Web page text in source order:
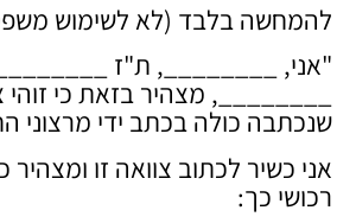
להמחשה בלבד (לא לשימוש
"אני, ________, ת"ז
________, מצהיר בזאת כי זוהי
שנכתבה כולה בכתב ידי מרצוני
אני כשיר לכתוב צוואה זו
רכושי כך: